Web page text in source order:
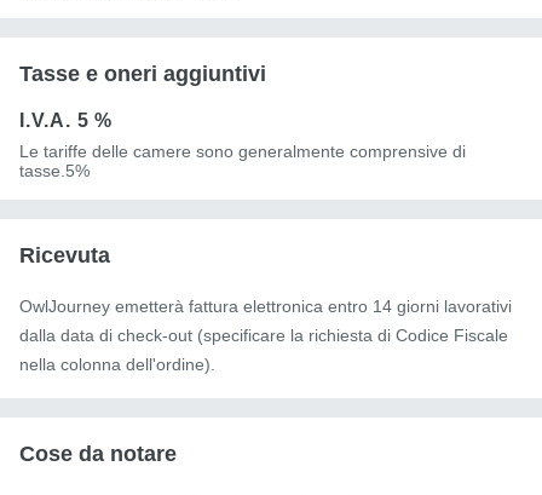
Tasse e oneri aggiuntivi
I.V.A. 5 %
Le tariffe delle camere sono generalmente comprensive di
tasse.5%
Ricevuta
OwlJourney emetterà fattura elettronica entro 14 giorni lavorativi
dalla data di check-out (specificare la richiesta di Codice Fiscale
nella colonna dell'ordine).
Cose da notare